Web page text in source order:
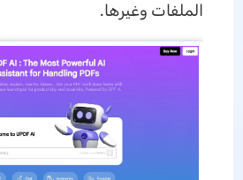
الملفات وغيرها.